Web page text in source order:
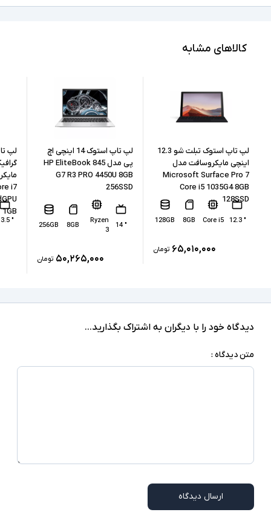
نسل پردازنده
8GB
حافظه داخلی 256GB
نوع حافظه داخلی SSD
پردازنده گرافیکی Intel UHD Graphics 620
LAN, 2xUSB 3.0, 1xType C(Thunderbolt),
سیستم عامل ‎Windows 10 Pro
توضیحات تکمیلی
امکاناتی نظیر اسلات سیم کارت، نور پس زمینه
همه مدلها وجود ندارند
کالاهای مشابه
لپ تاپ استوک تبلت شو 12.3
اینچی مایکروسافت مدل
Microsoft Surface Pro 7
Core i5 1035G4 8GB
128SSD
" 12.3
Core i5
8GB
128GB
۶۵,۰۱۰,۰۰۰ تومان
لپ تاپ استوک 14 اینچی اچ
پی مدل HP EliteBook 845
G7 R3 PRO 4450U 8GB
256SSD
" 14
Ryzen
3
8GB
256GB
۵۰,۲۶۵,۰۰۰ تومان
لپ
i7
1GB
" 13.5
دیدگاه خود را با دیگران به اشتراک بگذارید...
متن دیدگاه :
ارسال دیدگاه